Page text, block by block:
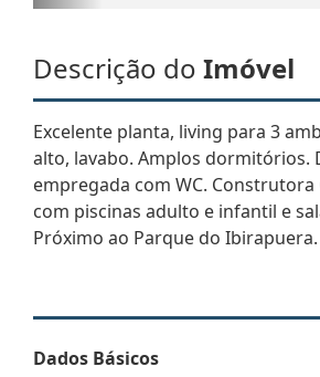
Descrição do Imóvel
Excelente planta, living para 3
alto, lavabo. Amplos dormitórios.
empregada com WC. Construtora
com piscinas adulto e infantil e
Próximo ao Parque do Ibirapuera.
Dados Básicos